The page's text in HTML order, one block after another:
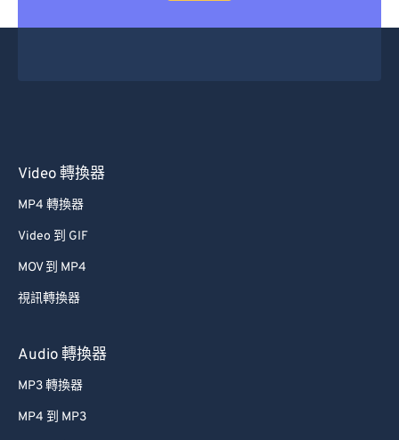
Video 轉換器
MP4 轉換器
Video 到 GIF
MOV 到 MP4
視訊轉換器
Audio 轉換器
MP3 轉換器
MP4 到 MP3